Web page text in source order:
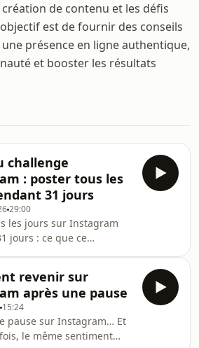
de contenu et les défis
est de fournir des conseils
présence en ligne authentique,
et booster les résultats
challenge
: poster tous les
31 jours
29:00
les jours sur Instagram
jours : ce que ce
regardais jusque-là de loin
les jours sur Instagram
jours.Pas pour prouver
poster beaucoup
pour observer,
revenir sur
après une pause
15:24
pause sur Instagram… Et
le même sentiment